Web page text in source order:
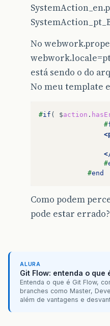
No
está sendo o do
No meu template
#if ( $action .
#
#
#end
Como podem
pode estar errado?
ALURA
Git Flow: entenda o
Entenda o que é Git Flow,
branches como Master,
além de vantagens e